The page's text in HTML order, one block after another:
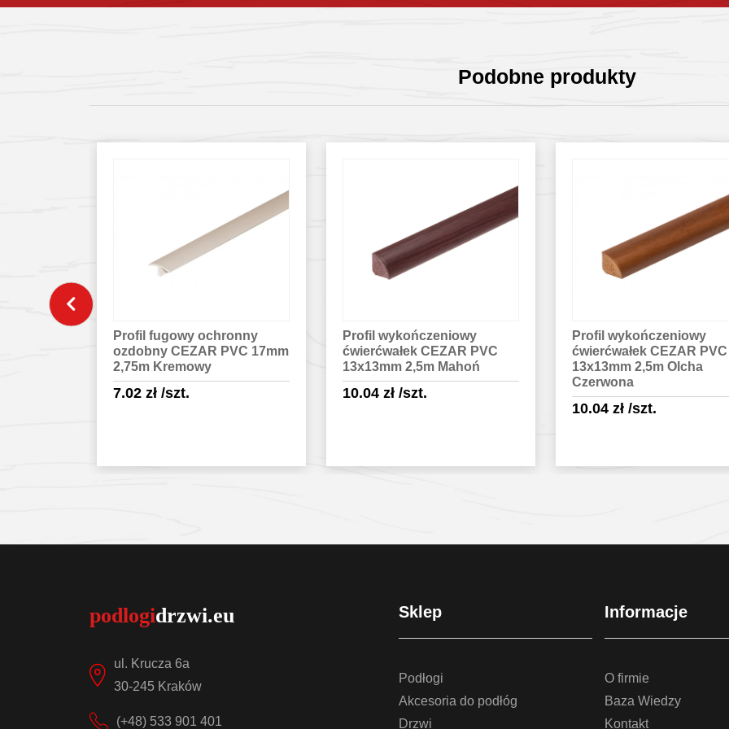
Podobne produkty
Profil wykończeniowy
ćwierćwałek CEZAR PVC
13x13mm 2,5m Mahoń
10.04zł/szt.
Profil wykończeniowy
ćwierćwałek CEZAR PVC
13x13mm 2,5m Olcha
Czerwona
Profil do paneli ochronny
wciskany aluminium
50mm + baza 21mm 0,9m
Złoty
29.44zł /szt.
ul. Krucza 6a
30-245 Kraków
(+48) 533 901 401
Sklep
Podłogi
Akcesoria do podłóg
Drzwi
Informacje
O firmie
Baza Wiedzy
Kontakt